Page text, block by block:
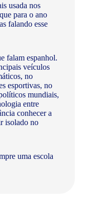
usada nos
para o ano
falando esse
falam espanhol.
veículos
no
esportivas, no
mundiais,
entre
conhecer a
isolado no
uma escola